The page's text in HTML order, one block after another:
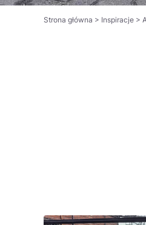
Strona główna > Inspiracje >